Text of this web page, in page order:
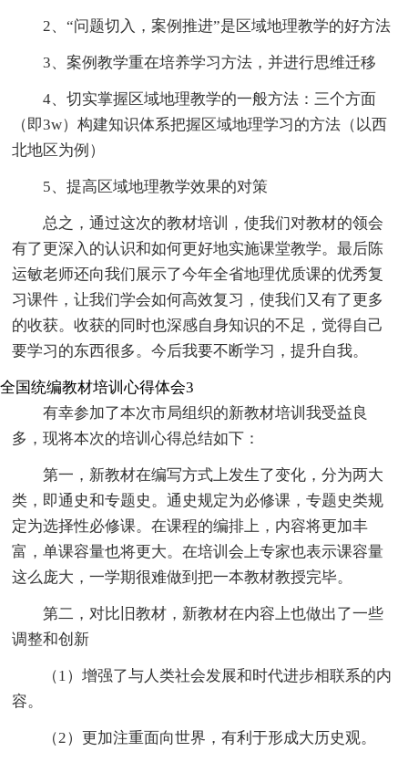
2、“问题切入，案例推进”是区域地理教学的好方法
3、案例教学重在培养学习方法，并进行思维迁移
4、切实掌握区域地理教学的一般方法：三个方面
（即3w）构建知识体系把握区域地理学习的方法（以西
北地区为例）
5、提高区域地理教学效果的对策
总之，通过这次的教材培训，使我们对教材的领会
有了更深入的认识和如何更好地实施课堂教学。最后陈
运敏老师还向我们展示了今年全省地理优质课的优秀复
习课件，让我们学会如何高效复习，使我们又有了更多
的收获。收获的同时也深感自身知识的不足，觉得自己
要学习的东西很多。今后我要不断学习，提升自我。
全国统编教材培训心得体会3
有幸参加了本次市局组织的新教材培训我受益良
多，现将本次的培训心得总结如下：
第一，新教材在编写方式上发生了变化，分为两大
类，即通史和专题史。通史规定为必修课，专题史类规
定为选择性必修课。在课程的编排上，内容将更加丰
富，单课容量也将更大。在培训会上专家也表示课容量
这么庞大，一学期很难做到把一本教材教授完毕。
第二，对比旧教材，新教材在内容上也做出了一些
调整和创新
（1）增强了与人类社会发展和时代进步相联系的内
容。
（2）更加注重面向世界，有利于形成大历史观。